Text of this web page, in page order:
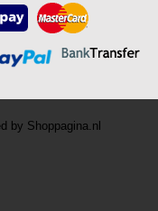
by Shoppagina.nl